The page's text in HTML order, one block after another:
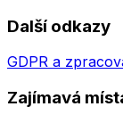
Další odkazy
GDPR a
Zajímavá